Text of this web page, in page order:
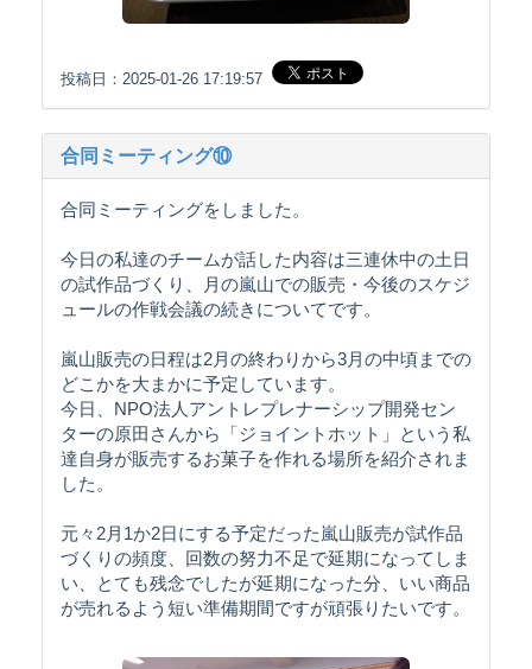
投稿日：2025-01-26 17:19:57
合同ミーティング⑩
合同ミーティングをしました。
今日の私達のチームが話した内容は三連休中の土日
の試作品づくり、月の嵐山での販売・今後のスケジ
ュールの作戦会議の続きについてです。
嵐山販売の日程は2月の終わりから3月の中頃までの
どこかを大まかに予定しています。
今日、NPO法人アントレプレナーシップ開発セン
ターの原田さんから「ジョイントホット」という私
達自身が販売するお菓子を作れる場所を紹介されま
した。
元々2月1か2日にする予定だった嵐山販売が試作品
づくりの頻度、回数の努力不足で延期になってしま
い、とても残念でしたが延期になった分、いい商品
が売れるよう短い準備期間ですが頑張りたいです。